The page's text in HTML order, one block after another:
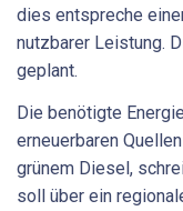
dies entspreche
nutzbarer Leistung.
geplant.
Die benötigte
erneuerbaren
grünem Diesel,
soll über ein